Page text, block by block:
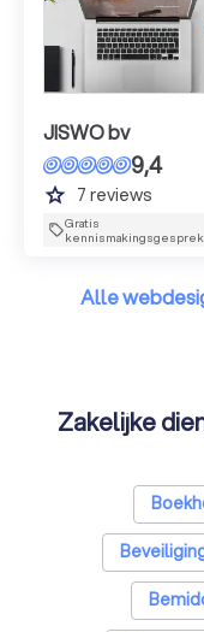
JISWO bv
9,4
grade 7 reviews
Gratis
kennismakingsgesprek
Alle
Zakelijke